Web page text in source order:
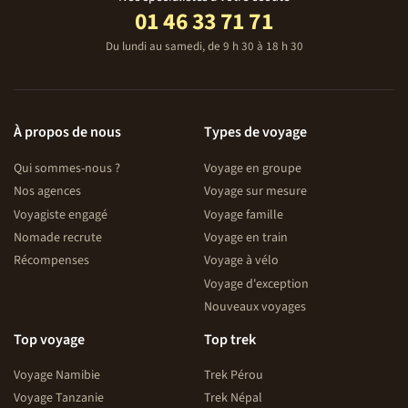
l’itinéraire prévoit de se déplacer quotidiennement, sur
de grandes distances, que le pays est peu doté de
commerces de qualité et que votre parcours emprunte
Vous volerez sur des compagnies régulières : Air France,
Iberia, Air Europa.
Nous sélectionnons systématiquement des compagnies
agréées par la direction générale de l’Aviation civile ou
répondant aux normes et agréments internationaux. Sont
totalement exclues les compagnies aériennes figurant sur
les listes noires de l’Aviation civile.
l’inscription les noms et prénoms figurant sur votre
votre prénom d’usage ou nom d’épouse si votre
passeport ne les mentionnent pas). En cas d’erreur, vous
01 46 33 71 71
Du lundi au samedi, de 9 h 30 à 18 h 30
À propos de nous
Qui sommes-nous ?
Nos agences
Voyagiste engagé
Nomade recrute
Récompenses
Types de voyage
Voyage en groupe
Voyage sur mesure
Voyage famille
Voyage en train
Voyage à vélo
Voyage d'exception
Nouveaux voyages
Top voyage
Voyage Namibie
Voyage Tanzanie
Top trek
Trek Pérou
Trek Népal